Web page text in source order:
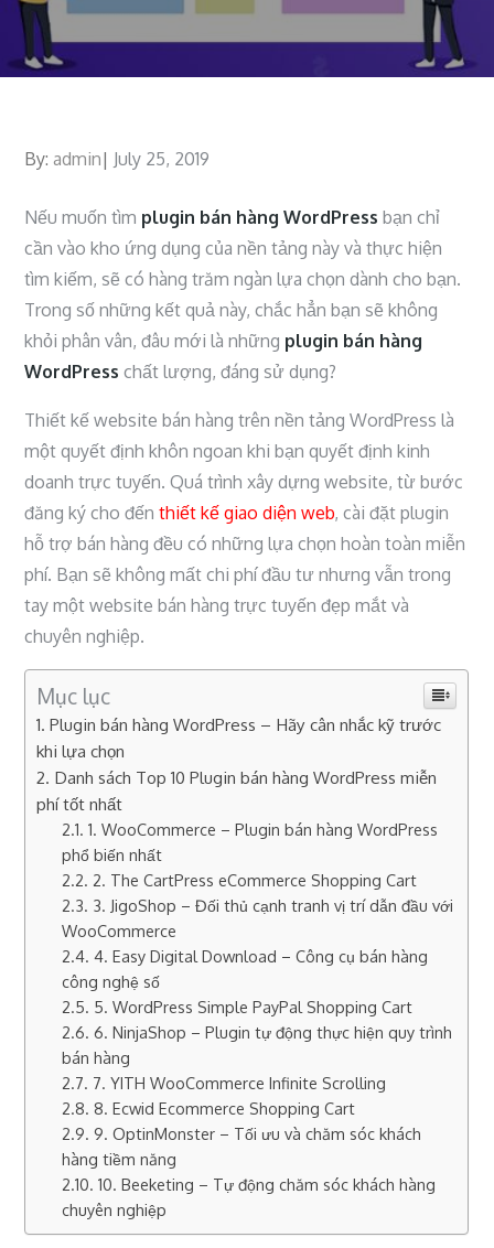
By:admin
Posted
July 25, 2019
Nếu muốn tìm plugin bán hàng WordPress bạn chỉ
cần vào kho ứng dụng của nền tảng này và thực hiện
tìm kiếm, sẽ có hàng trăm ngàn lựa chọn dành cho bạn.
Trong số những kết quả này, chắc hẳn bạn sẽ không
khỏi phân vân, đâu mới là những plugin bán hàng
WordPress chất lượng, đáng sử dụng?
Thiết kế website bán hàng trên nền tảng WordPress là
một quyết định khôn ngoan khi bạn quyết định kinh
doanh trực tuyến. Quá trình xây dựng website, từ bước
đăng ký cho đếnthiết kế giao diện web, cài đặt plugin
hỗ trợ bán hàng đều có những lựa chọn hoàn toàn miễn
phí. Bạn sẽ không mất chi phí đầu tư nhưng vẫn trong
tay một website bán hàng trực tuyến đẹp mắt và
chuyên nghiệp.
Mục lục
Plugin bán hàng WordPress – Hãy cân nhắc kỹ trước
khi lựa chọn
Danh sách Top 10 Plugin bán hàng WordPress miễn
phí tốt nhất
1. WooCommerce – Plugin bán hàng WordPress
phổ biến nhất
2. The CartPress eCommerce Shopping Cart
3. JigoShop – Đối thủ cạnh tranh vị trí dẫn đầu với
WooCommerce
4. Easy Digital Download – Công cụ bán hàng
công nghệ số
5. WordPress Simple PayPal Shopping Cart
6. NinjaShop – Plugin tự động thực hiện quy trình
bán hàng
7. YITH WooCommerce Infinite Scrolling
8. Ecwid Ecommerce Shopping Cart
9. OptinMonster – Tối ưu và chăm sóc khách
hàng tiềm năng
10. Beeketing – Tự động chăm sóc khách hàng
chuyên nghiệp